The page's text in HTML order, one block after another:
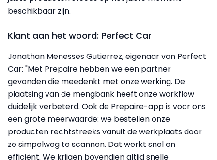
beschikbaar zijn.
Klant aan het woord: Perfect Car
Jonathan Menesses Gutierrez, eigenaar van Perfect
Car: "Met Prepaire hebben we een partner
gevonden die meedenkt met onze werking. De
plaatsing van de mengbank heeft onze workflow
duidelijk verbeterd. Ook de Prepaire-app is voor ons
een grote meerwaarde: we bestellen onze
producten rechtstreeks vanuit de werkplaats door
ze simpelweg te scannen. Dat werkt snel en
efficiënt. We krijgen bovendien altijd snelle